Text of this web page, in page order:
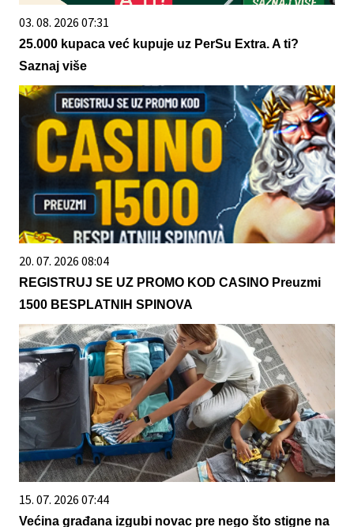
03. 08. 2026 07:31
25.000 kupaca već kupuje uz PerSu Extra. A ti?
Saznaj više
20. 07. 2026 08:04
REGISTRUJ SE UZ PROMO KOD CASINO Preuzmi
1500 BESPLATNIH SPINOVA
15. 07. 2026 07:44
Većina građana izgubi novac pre nego što stigne na